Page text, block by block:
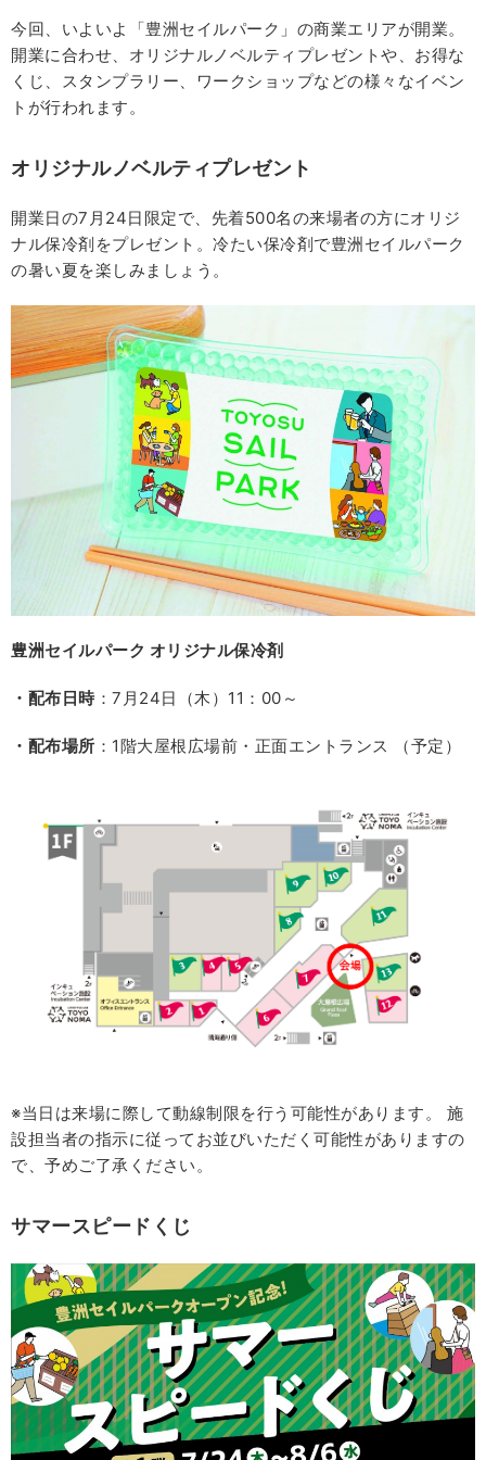
今回、いよいよ「豊洲セイルパーク」の商業エリアが開業。
開業に合わせ、オリジナルノベルティプレゼントや、お得な
くじ、スタンプラリー、ワークショップなどの様々なイベン
トが行われます。
オリジナルノベルティプレゼント
開業日の7月24日限定で、先着500名の来場者の方にオリジ
ナル保冷剤をプレゼント。冷たい保冷剤で豊洲セイルパーク
の暑い夏を楽しみましょう。
豊洲セイルパーク オリジナル保冷剤
・配布日時：7月24日（木）11：00～
・配布場所 ：1階大屋根広場前・正面エントランス （予定）
※当日は来場に際して動線制限を行う可能性があります。 施
設担当者の指示に従ってお並びいただく可能性がありますの
で、予めご了承ください。
サマースピードくじ